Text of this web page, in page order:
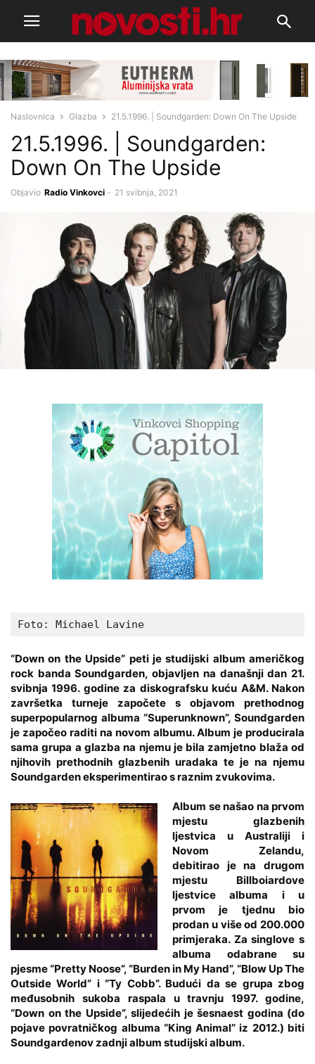
Naslovnica Glazba 21.5.1996. | Soundgarden: Down On The Upside
21.5.1996. | Soundgarden:
Down On The Upside
Objavio Radio Vinkovci - 21 svibnja, 2021
Foto: Michael Lavine
“Down on the Upside” peti je studijski album američkog
rock bandaSoundgarden, objavljen na današnji dan 21.
svibnja 1996. godine za diskografsku kuću A&M. Nakon
završetka turneje započete s objavom prethodnog
superpopularnog albuma “Superunknown”, Soundgarden
je započeo raditi na novom albumu. Album je producirala
sama grupa a glazba na njemu je bila zamjetno blaža od
njihovih prethodnih glazbenih uradaka te je na njemu
Soundgarden eksperimentirao s raznim zvukovima.
Album se našao na prvom
mjestu glazbenih
ljestvica u Australiji i
Novom Zelandu,
debitirao je na drugom
mjestu Billboiardove
ljestvice albuma i u
prvom je tjednu bio
prodan u više od 200.000
primjeraka. Za singlove s
albuma odabrane su
pjesme “Pretty Noose”, “Burden in My Hand”, “Blow Up The
Outside World” i “Ty Cobb”. Budući da se grupa zbog
međusobnih sukoba raspala u travnju 1997. godine,
“Down on the Upside”, slijedećih je šesnaest godina (do
pojave povratničkog albuma “King Animal” iz 2012.) biti
Soundgardenov zadnji album studijski album.